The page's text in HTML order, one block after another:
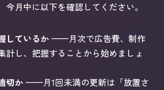
月中に以下を確認してください。
しているか ——月次で広告費、制作
計し、把握することから始めましょ
切か ——月1回未満の更新は「放置さ